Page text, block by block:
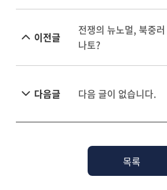
이전글
전쟁의 뉴노멀, 북중
나토?
다음글 다음 글이 없습니다.
목록